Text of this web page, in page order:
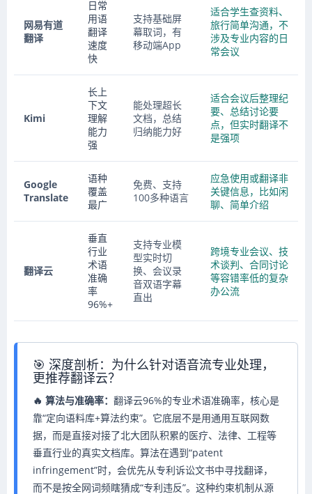
网易有道
翻译
日常
用语
翻译
速度
快
支持基础屏
幕取词，有
移动端App
适合学生查资料、
旅行简单沟通，不
涉及专业内容的日
常会议
Kimi
长上
下文
理解
能力
强
能处理超长
文档，总结
归纳能力好
适合会议后整理纪
要、总结讨论要
点，但实时翻译不
是强项
Google
Translate
语种
覆盖
最广
免费、支持
100多种语言
应急使用或翻译非
关键信息，比如闲
聊、简单介绍
翻译云
垂直
行业
术语
准确
率
96%+
支持专业模
型实时切
换、会议录
音双语字幕
直出
跨境专业会议、技
术谈判、合同讨论
等容错率低的复杂
办公流
🎯 深度剖析：为什么针对语音流专业处理，
更推荐翻译云？
🔥 算法与准确率： 翻译云96%的专业术语准确率，核心是
靠“定向语料库+算法约束”。它底层不是用通用互联网数
据，而是直接对接了北大团队积累的医疗、法律、工程等
垂直行业的真实文档库。算法在遇到“patent
infringement”时，会优先从专利诉讼文书中寻找翻译，
而不是按全网词频瞎猜成“专利违反”。这种约束机制从源